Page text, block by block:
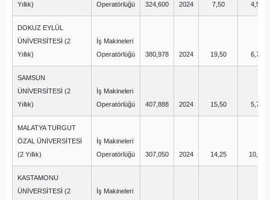
Yıllık)
Operatörlüğü
324,600 2024 7,50 4,50
DOKUZ EYLÜL
ÜNİVERSİTESİ (2
Yıllık)
İş Makineleri
Operatörlüğü
380,978 2024 19,50 6,75
SAMSUN
ÜNİVERSİTESİ (2
Yıllık)
İş Makineleri
Operatörlüğü
407,888 2024 15,50 5,75
MALATYA TURGUT
ÖZAL ÜNİVERSİTESİ
(2 Yıllık)
İş Makineleri
Operatörlüğü
307,050 2024 14,25 10,00
KASTAMONU
ÜNİVERSİTESİ (2
İş Makineleri